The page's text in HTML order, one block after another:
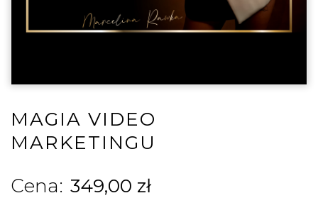
MAGIA VIDEO
MARKETINGU
349,00 zł